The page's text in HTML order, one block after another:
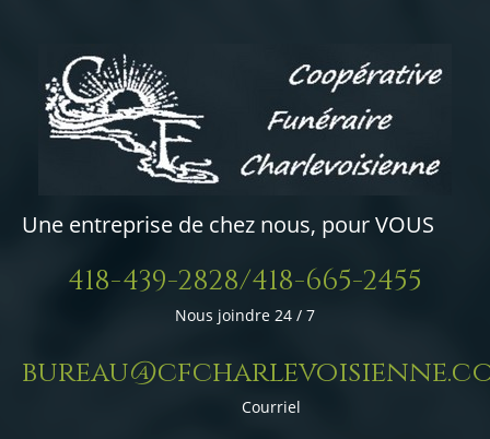
Une entreprise de chez nous, pour VOUS
418-439-2828/418-665-2455
Nous joindre 24 / 7
Courriel